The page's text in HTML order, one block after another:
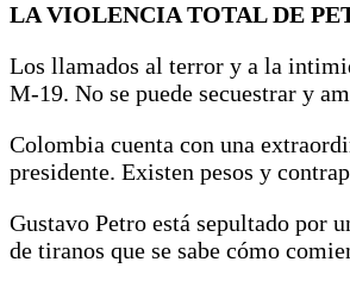
LA VIOLENCIA TOTAL DE
Los llamados al terror y a la
M-19. No se puede secuestrar y
Colombia cuenta con una
presidente. Existen pesos y
Gustavo Petro está sepultado por
de tiranos que se sabe cómo